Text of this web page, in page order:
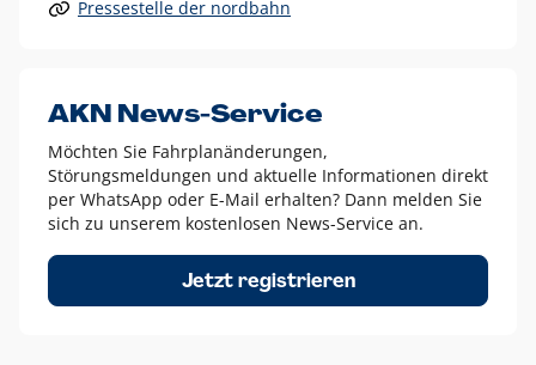
Alle anderen Logo-Varianten dürfen nur in Ausnahmefällen
Diese Ausnahmen sind zum Beispiel:
dem AKN Blau,
weißes Logo auf Fotohintergründen,
schwarzes Logo für reine Schwarz-Weiß-Umsetzungen
Um das Logo herum muss ein Schutzraum von jeweils einer
Höhe bzw. Breite des N aus AKN in alle Richtungen
Pressestelle der nordbahn
AKN News-Service
Möchten Sie Fahrplanänderungen,
Störungsmeldungen und aktuelle Informationen direkt
per WhatsApp oder E-Mail erhalten? Dann melden Sie
sich zu unserem kostenlosen News-Service an.
Jetzt registrieren